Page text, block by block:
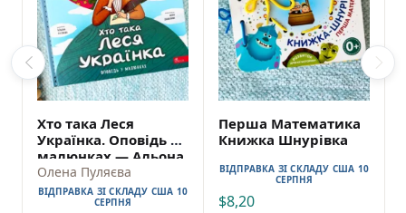
Хто така Леся
Українка. Оповідь у
малюнках — Альона
Пуляєва
Олена Пуляєва
ВІДПРАВКА ЗІ СКЛАДУ США 10
СЕРПНЯ
Перша Математика
Книжка Шнурівка
ВІДПРАВКА ЗІ СКЛАДУ США 10
СЕРПНЯ
$8,20